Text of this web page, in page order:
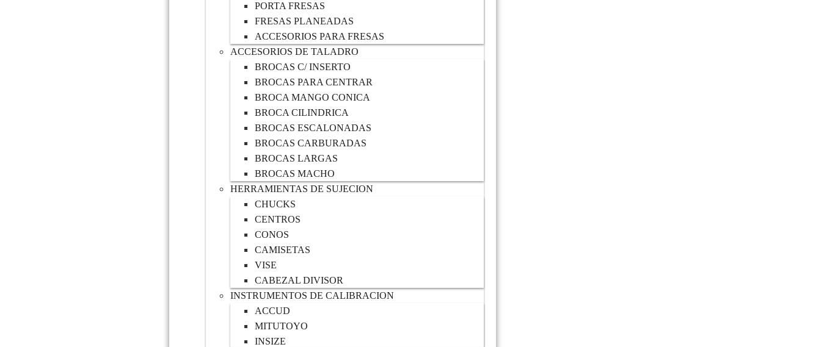
PORTA FRESAS
FRESAS PLANEADAS
ACCESORIOS PARA FRESAS
ACCESORIOS DE TALADRO
BROCAS C/ INSERTO
BROCAS PARA CENTRAR
BROCA MANGO CONICA
BROCA CILINDRICA
BROCAS ESCALONADAS
BROCAS CARBURADAS
BROCAS LARGAS
BROCAS MACHO
HERRAMIENTAS DE SUJECION
CHUCKS
CENTROS
CONOS
CAMISETAS
VISE
CABEZAL DIVISOR
INSTRUMENTOS DE CALIBRACION
ACCUD
MITUTOYO
INSIZE